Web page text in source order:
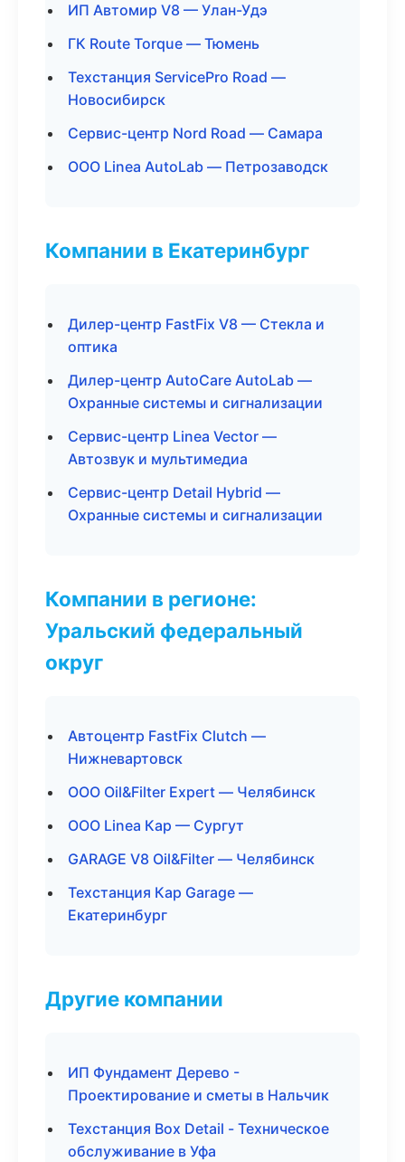
ИП Автомир V8 — Улан-Удэ
ГК Route Torque — Тюмень
Техстанция ServicePro Road —
Новосибирск
Сервис-центр Nord Road — Самара
ООО Linea AutoLab — Петрозаводск
Компании в Екатеринбург
Дилер-центр FastFix V8 — Стекла и
оптика
Дилер-центр AutoCare AutoLab —
Охранные системы и сигнализации
Сервис-центр Linea Vector —
Автозвук и мультимедиа
Сервис-центр Detail Hybrid —
Охранные системы и сигнализации
Компании в регионе:
Уральский федеральный
округ
Автоцентр FastFix Clutch —
Нижневартовск
ООО Oil&Filter Expert — Челябинск
ООО Linea Кар — Сургут
GARAGE V8 Oil&Filter — Челябинск
Техстанция Кар Garage —
Екатеринбург
Другие компании
ИП Фундамент Дерево -
Проектирование и сметы в Нальчик
Техстанция Box Detail - Техническое
обслуживание в Уфа